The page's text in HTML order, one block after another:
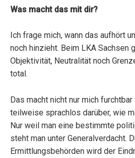
Was macht das mit dir?
Ich frage mich, wann das aufhört
noch hinzieht. Beim LKA Sachsen
Objektivität, Neutralität noch
total.
Das macht nicht nur mich
teilweise sprachlos darüber, wie
Nur weil man eine bestimmte
steht man unter Generalverdacht.
Ermittlungsbehörden wird der